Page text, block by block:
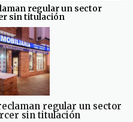
regular un sector
sin titulación
regular un sector
sin titulación